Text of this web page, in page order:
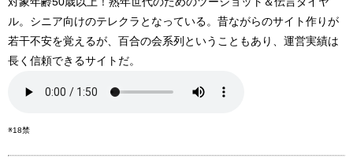
ル。シニア向けのテレクラとなっている。昔ながらのサイト作りが
若干不安を覚えるが、百合の会系列ということもあり、運営実績は
長く信頼できるサイトだ。
※18禁